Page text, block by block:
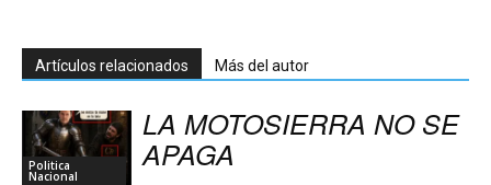
Artículos relacionados Más del autor
Politica
Nacional
LA MOTOSIERRA NO SE
APAGA